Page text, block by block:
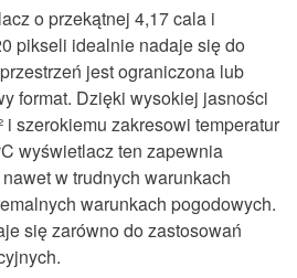
o przekątnej 4,17 cala i
pikseli idealnie nadaje się do
jest ograniczona lub
format. Dzięki wysokiej jasności
i szerokiemu zakresowi temperatur
wyświetlacz ten zapewnia
w trudnych warunkach
warunkach pogodowych.
się zarówno do zastosowań